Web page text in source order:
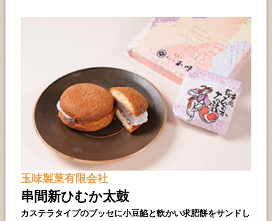
玉味製菓有限会社
串間新ひむか太鼓
カステラタイプのブッセに小豆餡と軟かい求肥餅をサンドし